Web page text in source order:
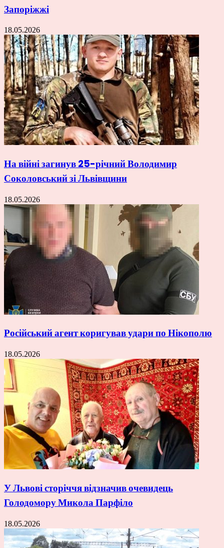
Запоріжжі
18.05.2026
На війні загинув 25-річний Володимир
Соколовський зі Львівщини
18.05.2026
Російський агент коригував удари по Нікополю
18.05.2026
У Львові сторіччя відзначив очевидець
Голодомору Микола Парфіло
18.05.2026